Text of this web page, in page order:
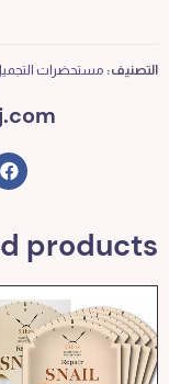
التصنيف: مستحضرات
products